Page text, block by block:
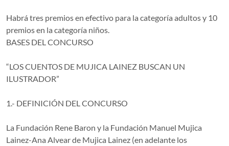
Habrá tres premios en efectivo para la categoría adultos y 10
premios en la categoría niños.
BASES DEL CONCURSO
“LOS CUENTOS DE MUJICA LAINEZ BUSCAN UN
ILUSTRADOR”
1.- DEFINICIÓN DEL CONCURSO
La Fundación Rene Baron y la Fundación Manuel Mujica
Lainez-Ana Alvear de Mujica Lainez (en adelante los